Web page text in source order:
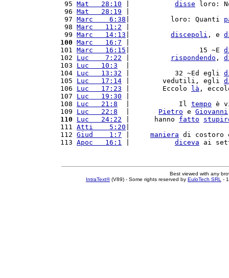
95 Mat   28:10 disse loro:
96 Mat   28:19
97 Marc    6:38 |          loro: Quanti
98 Marc   11:2
99 Marc   14:13 discepoli , e
100 Marc   16:7
101 Marc   16:15 |                 15 ~E
102 Luc    7:22 rispondendo ,
103 Luc   10:3
104 Luc   13:32 |           32 ~Ed egli
105 Luc   17:14 |        vedutili, egli
106 Luc   17:23 |        Eccolo là ,
107 Luc   19:30
108 Luc   21:8
  |            Il
tempo è
109 Luc   22:8 Pietro e Giovanni
110
Luc   24:22 |      hanno fatto
111 Atti    5:20
112 Giud    1:7 maniera di costoro
113 Apoc   16:1 diceva ai
Best viewed with any
IntraText®(V89) - Some rights reserved by EuloTech SRL -